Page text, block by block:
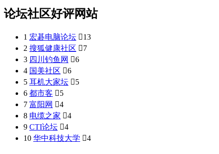
论坛社区好评网站
1 宏碁电脑论坛 13
2 搜狐健康社区 7
3 四川钓鱼网 6
4 国美社区 6
5 耳机大家坛 5
6 都市客 5
7 富阳网 4
8 电缆之家 4
9 CTI论坛 4
10 华中科技大学 4